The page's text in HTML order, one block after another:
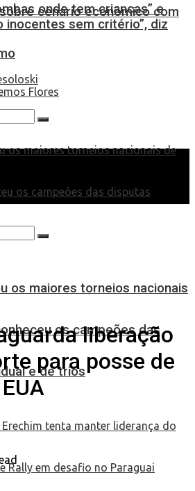
cenário econômico com
os maiores torneios nacionais
os campeões das
e de trios
onde tem crianças” e
inocentes sem critério”, diz
Flores
liberação
para posse de